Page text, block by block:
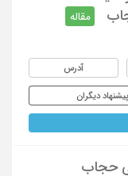
مقاله
آدرس
پیشنهاد دیگران
حجاب